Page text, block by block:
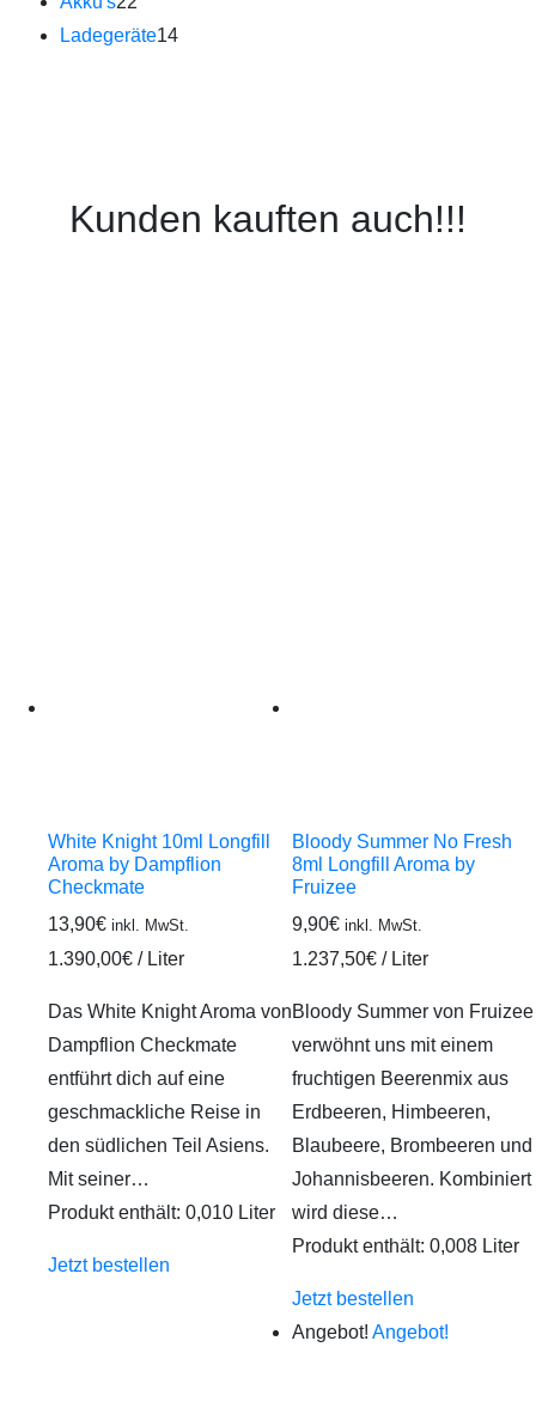
Ladegeräte14
Kunden kauften auch!!!
White Knight 10ml Longfill
Aroma by Dampflion
Checkmate
13,90€ inkl. MwSt.
1.390,00€ / Liter
Das White Knight Aroma von
Dampflion Checkmate
entführt dich auf eine
geschmackliche Reise in
den südlichen Teil Asiens.
Mit seiner…
Produkt enthält: 0,010 Liter
Jetzt bestellen
Bloody Summer No Fresh
8ml Longfill Aroma by
Fruizee
9,90€ inkl. MwSt.
1.237,50€ / Liter
Bloody Summer von Fruizee
verwöhnt uns mit einem
fruchtigen Beerenmix aus
Erdbeeren, Himbeeren,
Blaubeere, Brombeeren und
Johannisbeeren. Kombiniert
wird diese…
Produkt enthält: 0,008 Liter
Jetzt bestellen
Angebot! Angebot!